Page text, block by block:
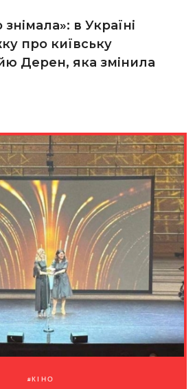
в Україні
про київську
Дерен, яка змінила
КІНО